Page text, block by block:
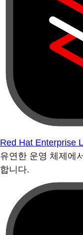
Red Hat Enterprise
유연한 운영 체제에
합니다.